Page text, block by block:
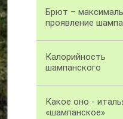
Брют –
проявление
Калорийность
шампанского
Какое оно -
«шампанское»